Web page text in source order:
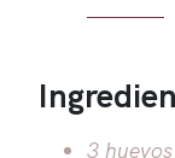
3 huevos